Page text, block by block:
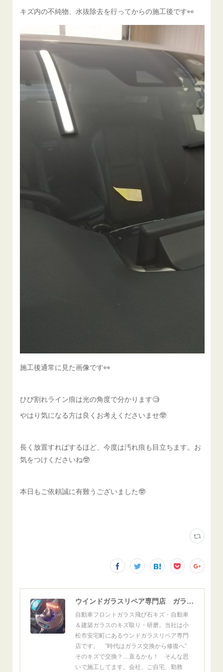
キズ内の不純物、水抜除去を行ってからの施工後です👀
施工後通常に見た画像です👀
ひび割れライン痕は光の角度で分かります🧐
やはり気になる方は良くお考えくださいませ🤓
長く放置すればするほど、今度は汚れ痕も目立ちます。お
気をつけくださいね🤓
本日もご依頼誠に有難うございました🤓
ウインドガラスリペア専門店 ガラスリペア・ヨシダ グラスウェルドジャパン 正規施工店 小松市
自動車フロントガラス飛び石キズ・自動車
＆建築ガラスのキズ取り・研磨。当社は小
松市安宅町にあるウンドガラスリペア専門
店です。 ”時代はガラス交換から修復へ”
そのキズで交換？…直るかも！ そんな思
いで施工してます。会社、ご自宅、勤務